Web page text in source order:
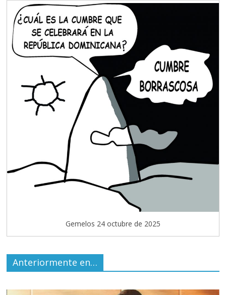
Gemelos 24 octubre de 2025
Anteriormente en…